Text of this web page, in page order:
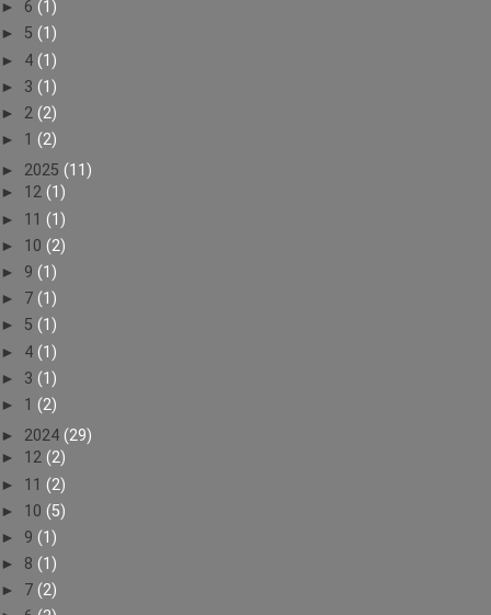
► 6 (1)
► 5 (1)
► 4 (1)
► 3 (1)
► 2 (2)
► 1 (2)
► 2025 (11)
► 12 (1)
► 11 (1)
► 10 (2)
► 9 (1)
► 7 (1)
► 5 (1)
► 4 (1)
► 3 (1)
► 1 (2)
► 2024 (29)
► 12 (2)
► 11 (2)
► 10 (5)
► 9 (1)
► 8 (1)
► 7 (2)